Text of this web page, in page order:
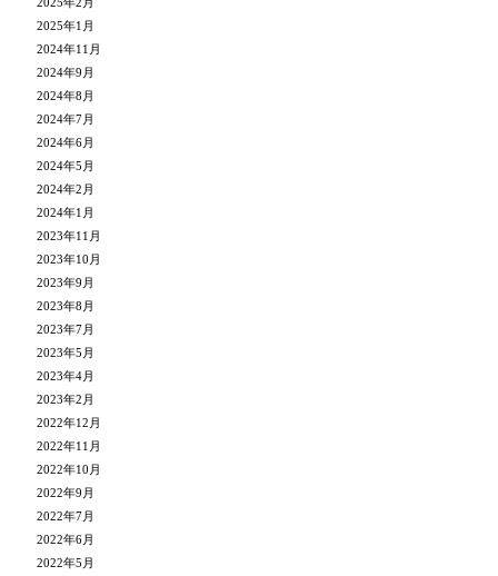
2025年2月
2025年1月
2024年11月
2024年9月
2024年8月
2024年7月
2024年6月
2024年5月
2024年2月
2024年1月
2023年11月
2023年10月
2023年9月
2023年8月
2023年7月
2023年5月
2023年4月
2023年2月
2022年12月
2022年11月
2022年10月
2022年9月
2022年7月
2022年6月
2022年5月